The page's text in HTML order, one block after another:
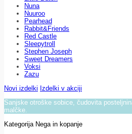
Nuna
Nuuroo
Pearhead
Rabbit&Friends
Red Castle
Sleepytroll
Stephen Joseph
Sweet Dreamers
Voksi
Zazu
Novi izdelki Izdelki v akciji
Sanjske otroške sobice, čudovita
malčke.
Kategorija Nega in kopanje